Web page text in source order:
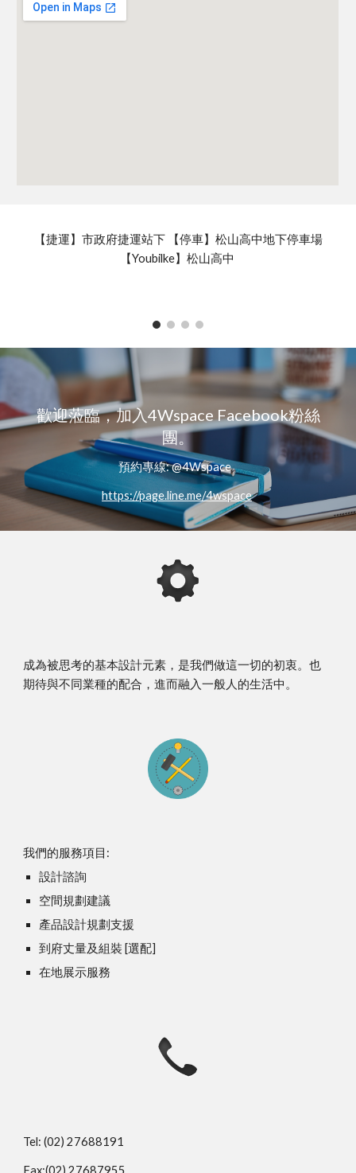
【捷運】市政府捷運站下 【停車】松山高中地下停車場
【Youbilke】松山高中
歡迎蒞臨，加入4Wspace Facebook粉絲
團。
預約專線: @4Wspace
https://page.line.me/4wspace
成為被思考的基本設計元素，是我們做這一切的初衷。也
期待與不同業種的配合，進而融入一般人的生活中。
我們的服務項目:
設計諮詢
空間規劃建議
產品設計規劃支援
到府丈量及組裝 [選配]
在地展示服務
Tel: (02) 27688191
Fax:(02) 27687955